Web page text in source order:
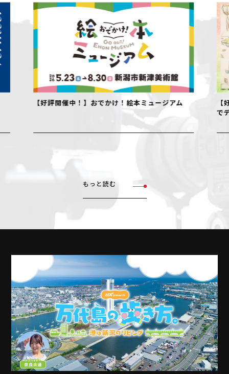
【好評開催中！】おでかけ！絵本ミュージアム
【好評
でデザ
もっと読む